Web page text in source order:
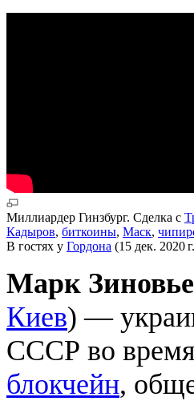
Миллиардер Гинзбург. Сделка с
Кадыров, биткоины, Маск,
В гостях у Гордона (15 дек. 2020
Марк
Киев) —
СССР во время
блокчейн,